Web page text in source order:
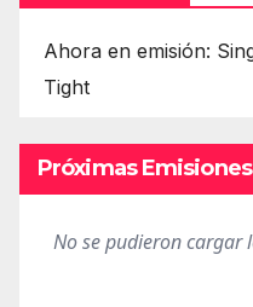
Ahora en emisión:
Tight
Próximas Emisiones